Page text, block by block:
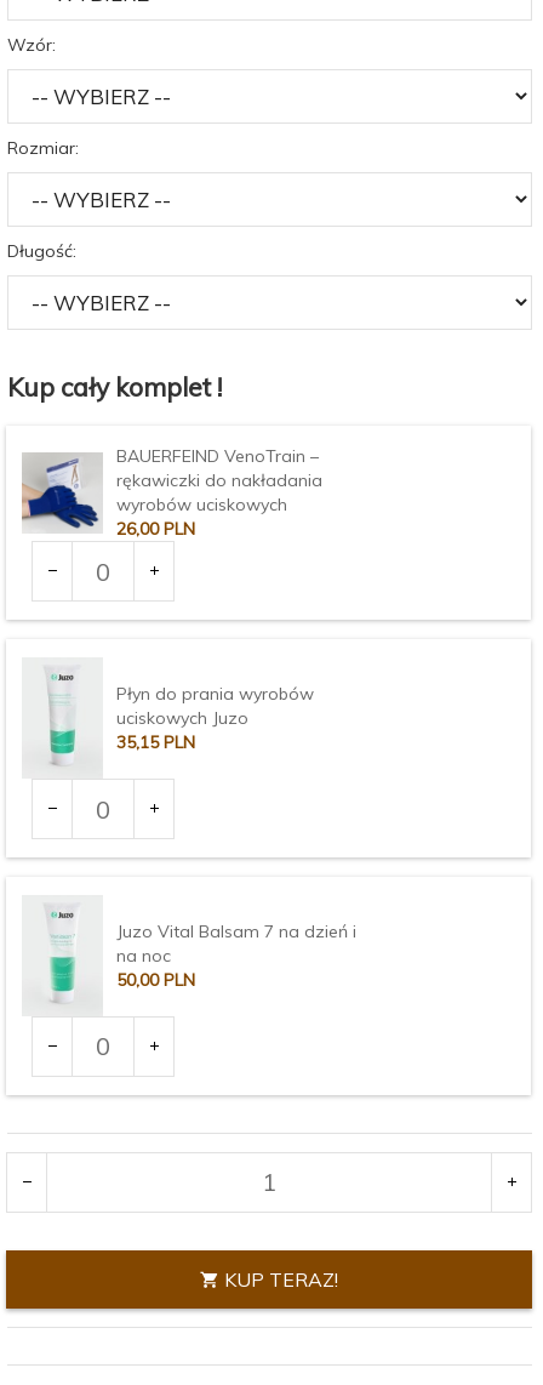
Wzór:
Rozmiar:
Długość:
Kup cały komplet !
BAUERFEIND VenoTrain –
rękawiczki do nakładania
wyrobów uciskowych
26,00 PLN
dla
produktu
2270
Płyn do prania wyrobów
uciskowych Juzo
35,15 PLN
dla
produktu
3373
Juzo Vital Balsam 7 na dzień i
na noc
50,00 PLN
dla
produktu
3375
KUP TERAZ!